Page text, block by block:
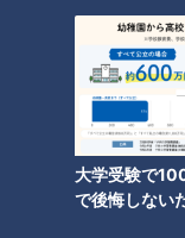
大学受験で
で後悔しない
台湾有事への備えは
からの住民避難計画